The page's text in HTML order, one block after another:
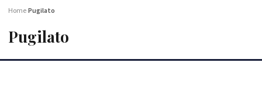
HomePugilato
Pugilato